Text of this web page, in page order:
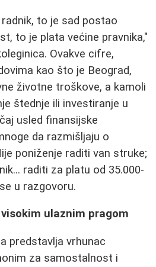
to je sad postao
to je plata većine pravnika,"
Ovakve cifre,
kao što je Beograd,
životne troškove, a kamoli
štednje ili investiranje u
usled finansijske
da razmišljaju o
poniženje raditi van struke;
raditi za platu od 35.000-
u razgovoru.
ulaznim pragom
predstavlja vrhunac
za samostalnost i